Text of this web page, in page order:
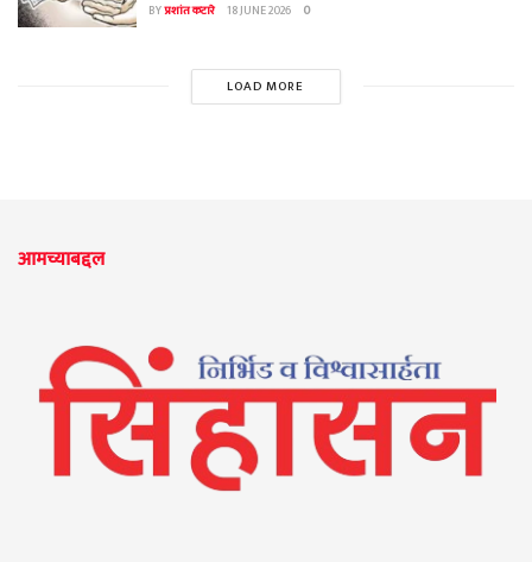
BYप्रशांत कटारे 18 JUNE 2026 0
LOAD MORE
आमच्याबद्दल